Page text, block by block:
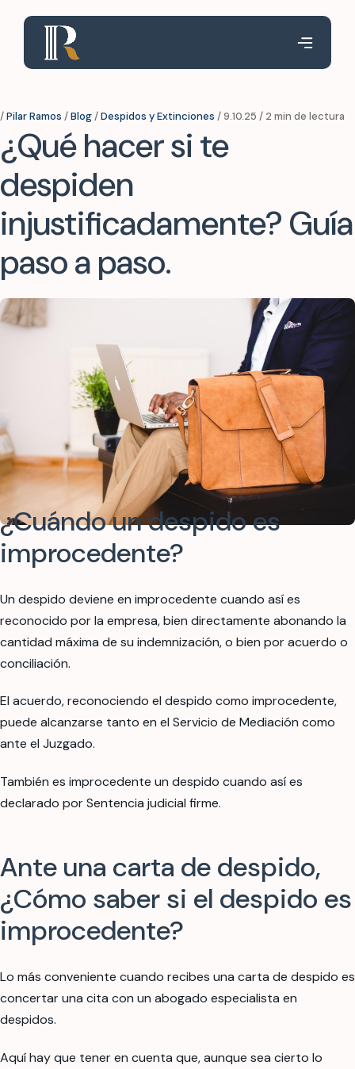
/Pilar Ramos /Blog/Despidos y Extinciones / 9.10.25 / 2 min de lectura
¿Qué hacer si te
despiden
injustificadamente? Guía
paso a paso.
¿Cuándo un despido es
improcedente?
Un despido deviene en improcedente cuando así es
reconocido por la empresa, bien directamente abonando la
cantidad máxima de su indemnización, o bien por acuerdo o
conciliación.
El acuerdo, reconociendo el despido como improcedente,
puede alcanzarse tanto en el Servicio de Mediación como
ante el Juzgado.
También es improcedente un despido cuando así es
declarado por Sentencia judicial firme.
Ante una carta de despido,
¿Cómo saber si el despido es
improcedente?
Lo más conveniente cuando recibes una carta de despido es
concertar una cita con un abogado especialista en
despidos.
Aquí hay que tener en cuenta que, aunque sea cierto lo